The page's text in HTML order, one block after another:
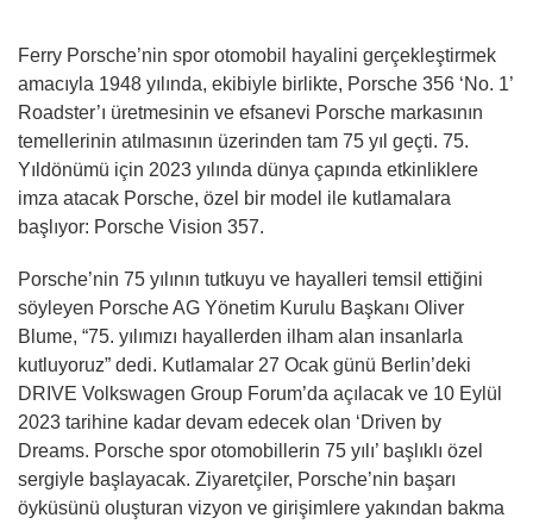
Ferry Porsche’nin spor otomobil hayalini gerçekleştirmek
amacıyla 1948 yılında, ekibiyle birlikte, Porsche 356 ‘No. 1’
Roadster’ı üretmesinin ve efsanevi Porsche markasının
temellerinin atılmasının üzerinden tam 75 yıl geçti. 75.
Yıldönümü için 2023 yılında dünya çapında etkinliklere
imza atacak Porsche, özel bir model ile kutlamalara
başlıyor: Porsche Vision 357.
Porsche’nin 75 yılının tutkuyu ve hayalleri temsil ettiğini
söyleyen Porsche AG Yönetim Kurulu Başkanı Oliver
Blume, “75. yılımızı hayallerden ilham alan insanlarla
kutluyoruz” dedi. Kutlamalar 27 Ocak günü Berlin’deki
DRIVE Volkswagen Group Forum’da açılacak ve 10 Eylül
2023 tarihine kadar devam edecek olan ‘Driven by
Dreams. Porsche spor otomobillerin 75 yılı’ başlıklı özel
sergiyle başlayacak. Ziyaretçiler, Porsche’nin başarı
öyküsünü oluşturan vizyon ve girişimlere yakından bakma